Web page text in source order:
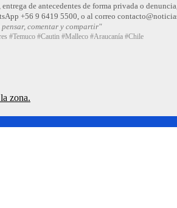
de antecedentes de forma privada o denuncia,
+56 9 6419 5500, o al correo
comentar y compartir"
#Temuco #Cautin #Malleco #Araucanía #Chile
zona.